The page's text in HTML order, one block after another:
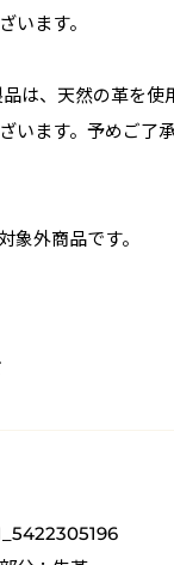
います。
は、天然の革を使
います。予めご了
象外商品です。